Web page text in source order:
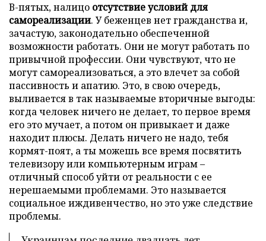
В-пятых, налицо отсутствие условий для
самореализации. У беженцев нет гражданства и,
зачастую, законодательно обеспеченной
возможности работать. Они не могут работать по
привычной профессии. Они чувствуют, что не
могут самореализоваться, а это влечет за собой
пассивность и апатию. Это, в свою очередь,
выливается в так называемые вторичные выгоды:
когда человек ничего не делает, то первое время
его это мучает, а потом он привыкает и даже
находит плюсы. Делать ничего не надо, тебя
кормят-поят, а ты можешь все время посвятить
телевизору или компьютерным играм –
отличный способ уйти от реальности с ее
нерешаемыми проблемами. Это называется
социальное иждивенчество, но это уже следствие
проблемы.